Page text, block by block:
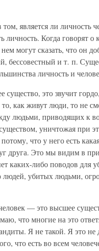
том, является ли
личность. Когда говорят
могут сказать, что он
бессовестный и т. п.
личность и
это звучит
как живут люди, то не
людьми, приводящих к
уничтожая при
что у него есть
друга. Это мы видим в
каких-либо поводов для
людей, убитых людьми,
— это высшее
что многие на это
Я не такой. Я это
что есть во всем